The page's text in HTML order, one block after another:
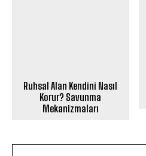
Ruhsal Alan Kendini Nasıl
Korur? Savunma
Mekanizmaları